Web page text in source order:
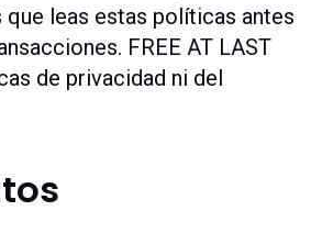
leas estas políticas antes
FREE AT LAST
de privacidad ni del